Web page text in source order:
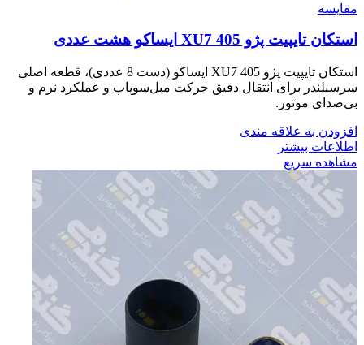
مقایسه
استکان تایپیت پژو 405 XU7 ایساکو هشت عددی
استکان تایپیت پژو 405 XU7 ایساکو (دست 8 عددی)، قطعه اصلی
سرسیلندر برای انتقال دقیق حرکت میل‌سوپاپ و عملکرد نرم و
بی‌صدای موتور.
افزودن به علاقه مندی
اطلاعات بیشتر
مشاهده سریع